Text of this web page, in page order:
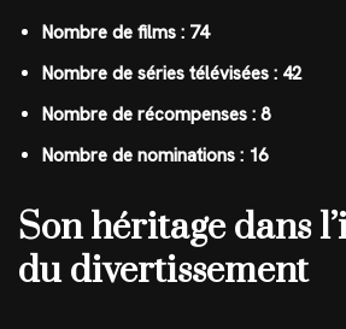
Nombre de films : 74
Nombre de séries télévisées : 42
Nombre de récompenses : 8
Nombre de nominations : 16
Son héritage dans
du divertissement